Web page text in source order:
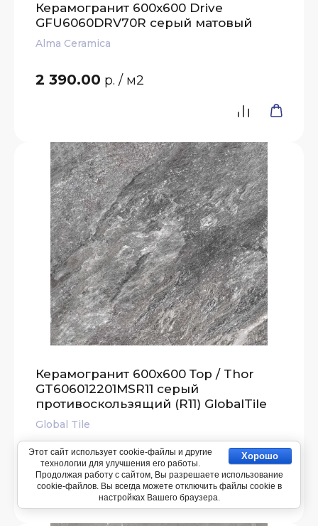
Керамогранит 600x600 Drive
GFU6060DRV70R серый матовый
Alma Ceramica
2 390.00 р. / м2
Керамогранит 600x600 Тор / Thor
GT606012201MSR11 серый
противоскользящий (R11) GlobalTile
Global Tile
2 550.00 р. / м2 Хорошо
Этот сайт использует cookie-файлы и другие
технологии для улучшения его работы.
Продолжая работу с сайтом, Вы разрешаете использование
cookie-файлов. Вы всегда можете отключить файлы cookie в
настройках Вашего браузера.